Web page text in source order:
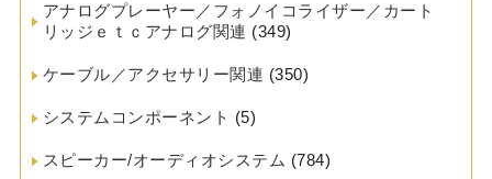
アナログプレーヤー／フォノイコライザー／カート
リッジｅｔｃアナログ関連 (349)
ケーブル／アクセサリー関連 (350)
システムコンポーネント (5)
スピーカー/オーディオシステム (784)